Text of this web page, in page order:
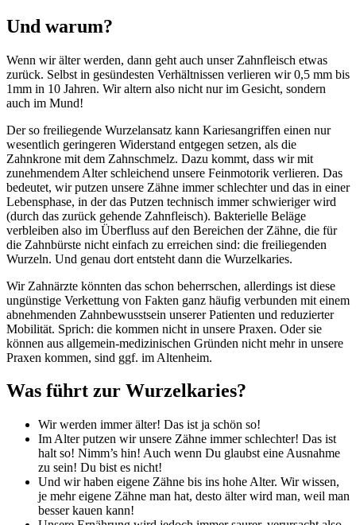
Und warum?
Wenn wir älter werden, dann geht auch unser Zahnfleisch etwas
zurück. Selbst in gesündesten Verhältnissen verlieren wir 0,5 mm bis
1mm in 10 Jahren. Wir altern also nicht nur im Gesicht, sondern
auch im Mund!
Der so freiliegende Wurzelansatz kann Kariesangriffen einen nur
wesentlich geringeren Widerstand entgegen setzen, als die
Zahnkrone mit dem Zahnschmelz. Dazu kommt, dass wir mit
zunehmendem Alter schleichend unsere Feinmotorik verlieren. Das
bedeutet, wir putzen unsere Zähne immer schlechter und das in einer
Lebensphase, in der das Putzen technisch immer schwieriger wird
(durch das zurück gehende Zahnfleisch). Bakterielle Beläge
verbleiben also im Überfluss auf den Bereichen der Zähne, die für
die Zahnbürste nicht einfach zu erreichen sind: die freiliegenden
Wurzeln. Und genau dort entsteht dann die Wurzelkaries.
Wir Zahnärzte könnten das schon beherrschen, allerdings ist diese
ungünstige Verkettung von Fakten ganz häufig verbunden mit einem
abnehmenden Zahnbewusstsein unserer Patienten und reduzierter
Mobilität. Sprich: die kommen nicht in unsere Praxen. Oder sie
können aus allgemein-medizinischen Gründen nicht mehr in unsere
Praxen kommen, sind ggf. im Altenheim.
Was führt zur Wurzelkaries?
Wir werden immer älter! Das ist ja schön so!
Im Alter putzen wir unsere Zähne immer schlechter! Das ist
halt so! Nimm’s hin! Auch wenn Du glaubst eine Ausnahme
zu sein! Du bist es nicht!
Und wir haben eigene Zähne bis ins hohe Alter. Wir wissen,
je mehr eigene Zähne man hat, desto älter wird man, weil man
besser kauen kann!